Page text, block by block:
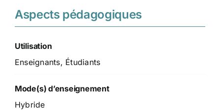
Aspects pédagogiques
Utilisation
Enseignants, Étudiants
Mode(s) d’enseignement
Hybride